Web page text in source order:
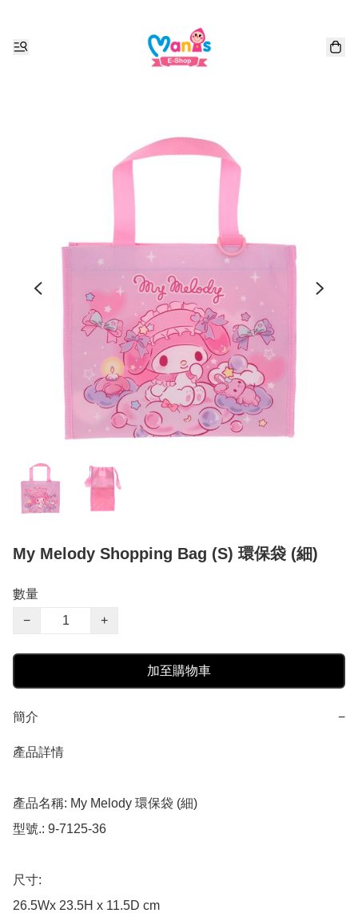
My Melody Shopping Bag (S) 環保袋 (細)
數量
−
+
加至購物車
簡介 −
產品詳情
產品名稱: My Melody 環保袋 (細)
型號.: 9-7125-36
尺寸:
26.5Wx 23.5H x 11.5D cm